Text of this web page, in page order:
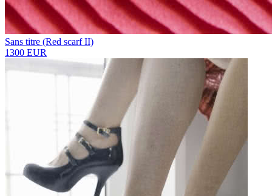
Sans titre (Red scarf II)
1300 EUR